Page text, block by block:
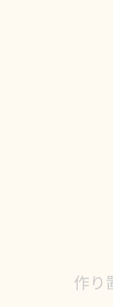
作り